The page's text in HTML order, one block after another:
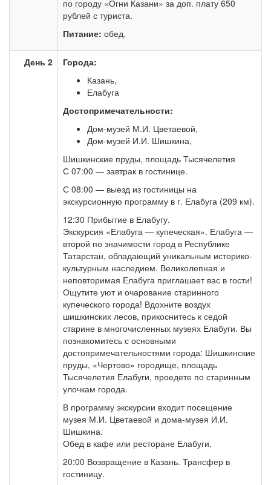
по городу «Огни Казани» за доп. плату 650
рублей с туриста.
Питание: обед.
День 2
Города:
Казань,
Елабуга
Достопримечательности:
Дом-музей М.И. Цветаевой,
Дом-музей И.И. Шишкина,
Шишкинские пруды, площадь Тысячелетия
С 07:00 — завтрак в гостинице.
С 08:00 — выезд из гостиницы на
экскурсионную программу в г. Елабуга (209 км).
12:30 Прибытие в Елабугу.
Экскурсия «Елабуга — купеческая». Елабуга —
второй по значимости город в Республике
Татарстан, обладающий уникальным историко-
культурным наследием. Великолепная и
неповторимая Елабуга приглашает вас в гости!
Ощутите уют и очарование старинного
купеческого города! Вдохните воздух
шишкинских лесов, прикоснитесь к седой
старине в многочисленных музеях Елабуги. Вы
познакомитесь с основными
достопримечательностями города: Шишкинские
пруды, «Чертово» городище, площадь
Тысячелетия Елабуги, проедете по старинным
улочкам города.
В программу экскурсии входит посещение
музея М.И. Цветаевой и дома-музея И.И.
Шишкина.
Обед в кафе или ресторане Елабуги.
20:00 Возвращение в Казань. Трансфер в
гостиницу.